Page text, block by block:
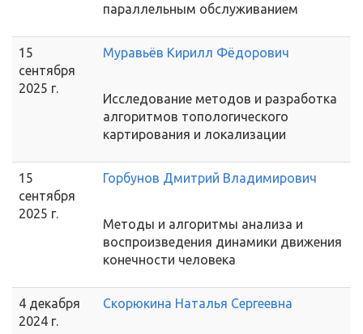
параллельным обслуживанием
15
сентября
2025 г.
Муравьёв Кирилл Фёдорович
Исследование методов и разработка
алгоритмов топологического
картирования и локализации
15
сентября
2025 г.
Горбунов Дмитрий Владимирович
Методы и алгоритмы анализа и
воспроизведения динамики движения
конечности человека
4 декабря
2024 г.
Скорюкина Наталья Сергеевна